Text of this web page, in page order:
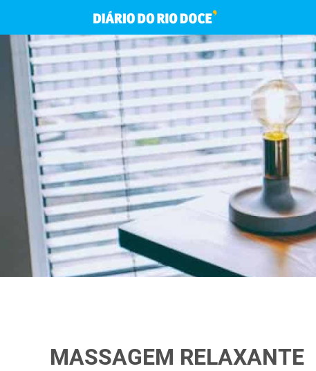
MASSAGEM RELAXANTE